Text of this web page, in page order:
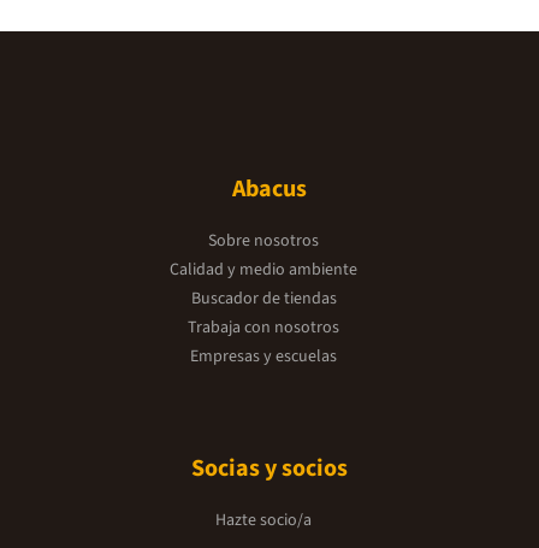
Abacus
Sobre nosotros
Calidad y medio ambiente
Buscador de tiendas
Trabaja con nosotros
Empresas y escuelas
Socias y socios
Hazte socio/a